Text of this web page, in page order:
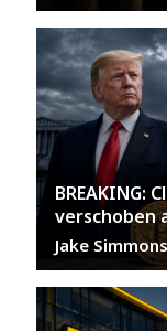
BREAKING:
verschoben
Jake Simmons